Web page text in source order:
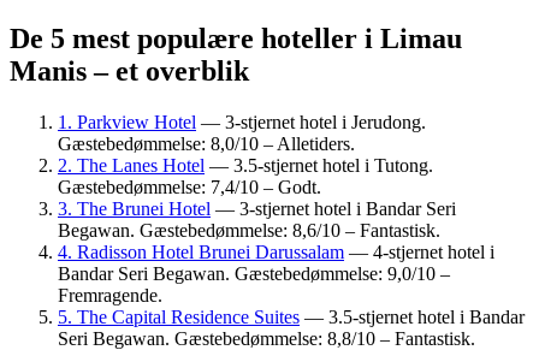
De 5 mest populære hoteller i Limau
Manis – et overblik
1. Parkview Hotel — 3-stjernet hotel i Jerudong.
Gæstebedømmelse: 8,0/10 – Alletiders.
2. The Lanes Hotel — 3.5-stjernet hotel i Tutong.
Gæstebedømmelse: 7,4/10 – Godt.
3. The Brunei Hotel — 3-stjernet hotel i Bandar Seri
Begawan. Gæstebedømmelse: 8,6/10 – Fantastisk.
4. Radisson Hotel Brunei Darussalam — 4-stjernet hotel i
Bandar Seri Begawan. Gæstebedømmelse: 9,0/10 –
Fremragende.
5. The Capital Residence Suites — 3.5-stjernet hotel i Bandar
Seri Begawan. Gæstebedømmelse: 8,8/10 – Fantastisk.